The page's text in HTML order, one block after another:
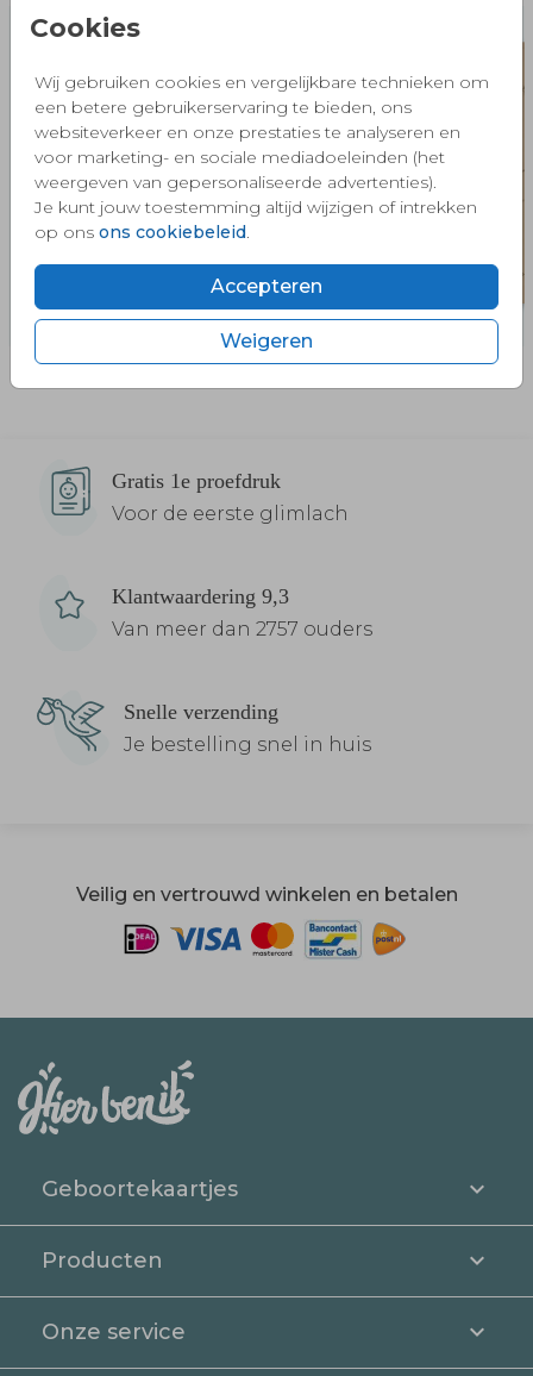
Cookies
Wij gebruiken cookies en vergelijkbare technieken om
een betere gebruikerservaring te bieden, ons
websiteverkeer en onze prestaties te analyseren en
voor marketing- en sociale mediadoeleinden (het
weergeven van gepersonaliseerde advertenties).
Je kunt jouw toestemming altijd wijzigen of intrekken
op ons ons cookiebeleid.
Accepteren
Weigeren
Gratis 1e proefdruk
Voor de eerste glimlach
Klantwaardering 9,3
Van meer dan 2757 ouders
Snelle verzending
Je bestelling snel in huis
Veilig en vertrouwd winkelen en betalen
Geboortekaartjes
Producten
Onze service